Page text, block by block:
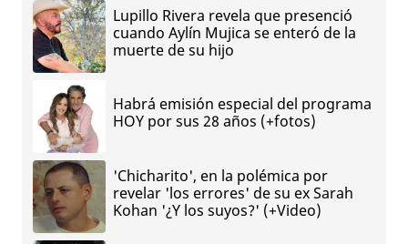
Lupillo Rivera revela que presenció
cuando Aylín Mujica se enteró de la
muerte de su hijo
Habrá emisión especial del programa
HOY por sus 28 años (+fotos)
'Chicharito', en la polémica por
revelar 'los errores' de su ex Sarah
Kohan '¿Y los suyos?' (+Video)